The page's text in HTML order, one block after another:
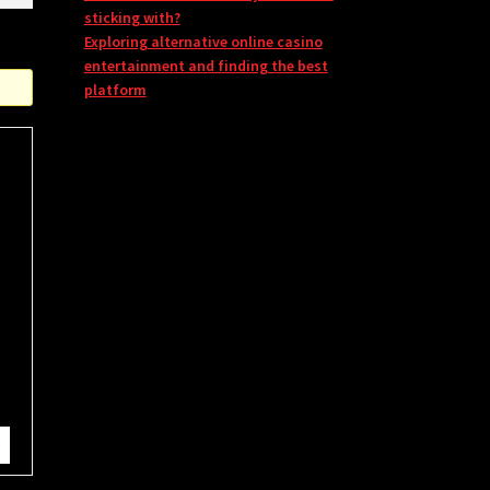
sticking with?
Exploring alternative online casino
entertainment and finding the best
platform